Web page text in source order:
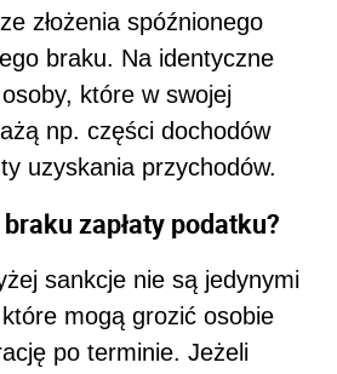
złożenia spóźnionego
braku. Na identyczne
które w swojej
np. części dochodów
uzyskania przychodów.
zapłaty podatku?
sankcje nie są jedynymi
mogą grozić osobie
po terminie. Jeżeli